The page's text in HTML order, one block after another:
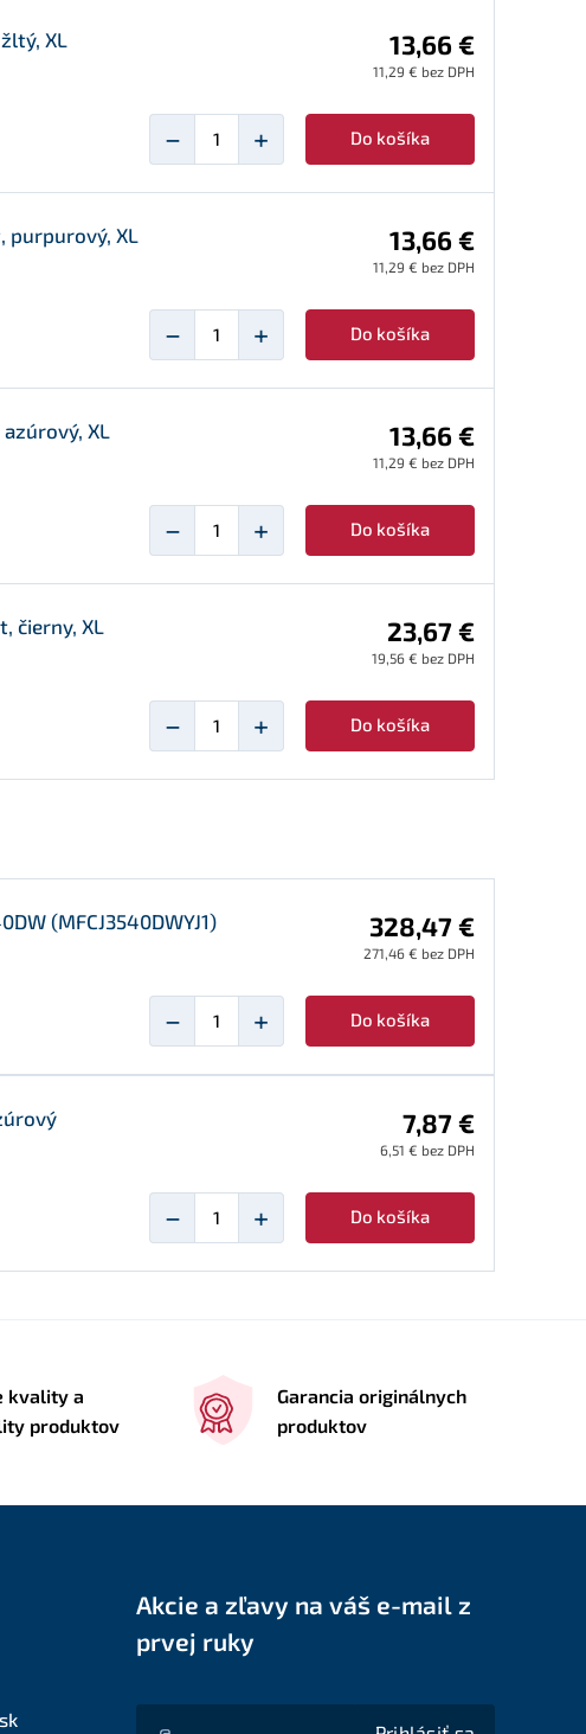
XL 13,66 €
11,29 € bez DPH
− + Do košíka
XL 13,66 €
11,29 € bez DPH
− + Do košíka
XL 13,66 €
11,29 € bez DPH
− + Do košíka
čierny, XL 23,67 €
19,56 € bez DPH
− + Do košíka
(MFCJ3540DWYJ1) 328,47 €
271,46 € bez DPH
− + Do košíka
7,87 €
6,51 € bez DPH
− + Do košíka
kvality a
produktov
Garancia originálnych
produktov
Akcie a zľavy na váš e-mail z
prvej ruky